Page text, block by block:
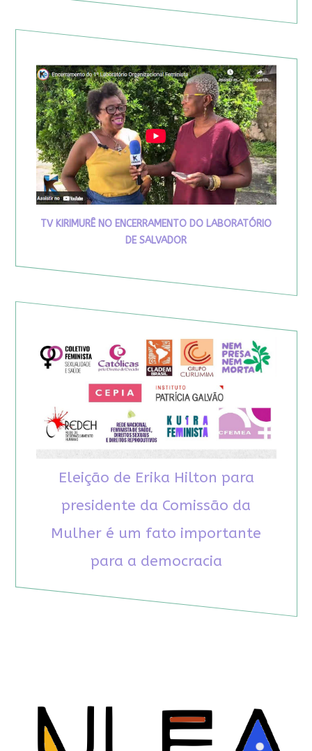
TV KIRIMURÊ NO ENCERRAMENTO DO LABORATÓRIO
DE SALVADOR
Eleição de Erika Hilton para
presidente da Comissão da
Mulher é um fato importante
para a democracia